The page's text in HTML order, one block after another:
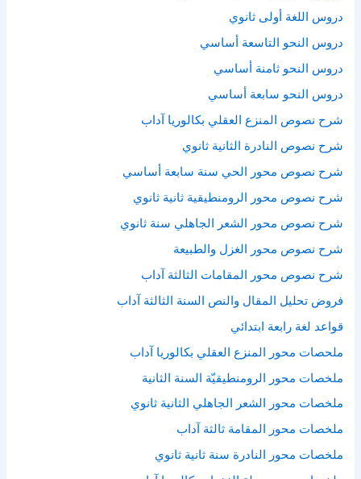
دروس اللغة أولى ثانوي
دروس النحو التاسعة أساسي
دروس النحو ثامنة أساسي
دروس النحو سابعة أساسي
شرح نصوص المنزع العقلي بكالوريا آداب
شرح نصوص النادرة الثانية ثانوي
شرح نصوص محور الحي سنة سابعة أساسي
شرح نصوص محور الرومنطيقية ثانية ثانوي
شرح نصوص محور الشعر الجاهلي سنة ثانوي
شرح نصوص محور الغزل والطبيعة
شرح نصوص محور المقامات الثالثة آداب
فروض تحليل المقال والنص السنة الثالثة آداب
قواعد لغة رابعة ابتدائي
ملحصات محور المنزع العقلي بكالوريا آداب
ملخصات محور الرومنطيقيّة السنة الثانية
ملخصات محور الشعر الجاهلي الثانية ثانوي
ملخصات محور المقامة ثالثة آداب
ملخصات محور النادرة سنة ثانية ثانوي